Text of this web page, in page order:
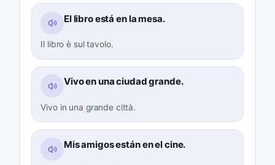
El libro está en la mesa.
Il libro è sul tavolo.
Vivo en una ciudad grande.
Vivo in una grande città.
Mis amigos están en el cine.